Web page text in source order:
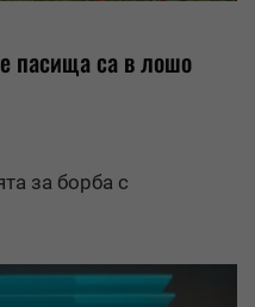
пасища са в лошо
за борба с